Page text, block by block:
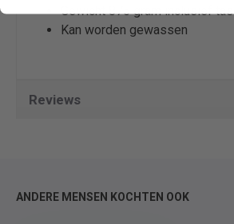
Gewicht 875 gram inclusief tas
Kan worden gewassen
Reviews
ANDERE MENSEN KOCHTEN OOK